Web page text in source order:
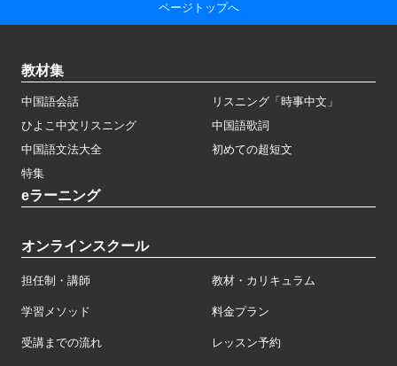
ページトップへ
教材集
中国語会話
リスニング「時事中文」
ひよこ中文リスニング
中国語歌詞
中国語文法大全
初めての超短文
特集
eラーニング
オンラインスクール
担任制・講師 教材・カリキュラム
学習メソッド 料金プラン
受講までの流れ レッスン予約